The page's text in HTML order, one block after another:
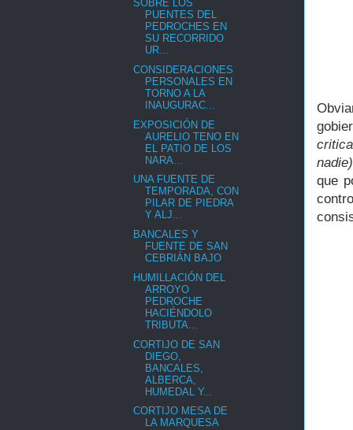
que
SOBRE LOS
PUENTES DEL
PEDROCHES EN
SU RECORRIDO
UR...
CONSIDERACIONES
PERSONALES EN
TORNO A LA
INAUGURAC...
EXPOSICIÓN DE
AURELIO TENO EN
EL PATIO DE LOS
NARA...
UNA FUENTE DE
TEMPORADA, CON
PILAR DE PIEDRA
Y ALJ...
BANCALES Y
FUENTE DE SAN
CEBRIÁN BAJO
HUMILLACIÓN DEL
ARROYO
PEDROCHE
HACIÉNDOLO
TRIBUTA...
CORTIJO DE SAN
DIEGO,
BANCALES,
ALBERCA,
HUMEDAL Y...
CORTIJO MESA DE
LA MARQUESA